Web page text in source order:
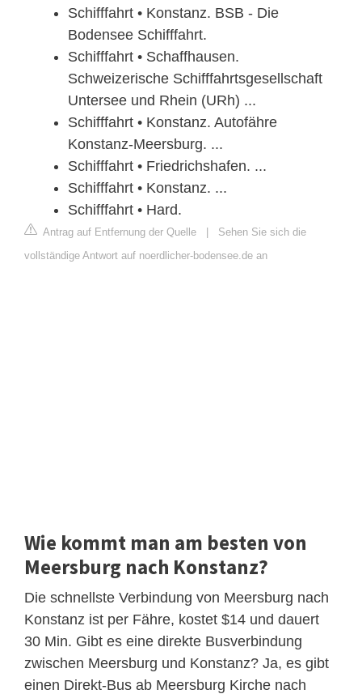
Schifffahrt • Konstanz. BSB - Die
Bodensee Schifffahrt.
Schifffahrt • Schaffhausen.
Schweizerische Schifffahrtsgesellschaft
Untersee und Rhein (URh) ...
Schifffahrt • Konstanz. Autofähre
Konstanz-Meersburg. ...
Schifffahrt • Friedrichshafen. ...
Schifffahrt • Konstanz. ...
Schifffahrt • Hard.
Antrag auf Entfernung der Quelle | Sehen Sie sich die
vollständige Antwort auf noerdlicher-bodensee.de an
Wie kommt man am besten von
Meersburg nach Konstanz?
Die schnellste Verbindung von Meersburg nach
Konstanz ist per Fähre, kostet $14 und dauert
30 Min. Gibt es eine direkte Busverbindung
zwischen Meersburg und Konstanz? Ja, es gibt
einen Direkt-Bus ab Meersburg Kirche nach